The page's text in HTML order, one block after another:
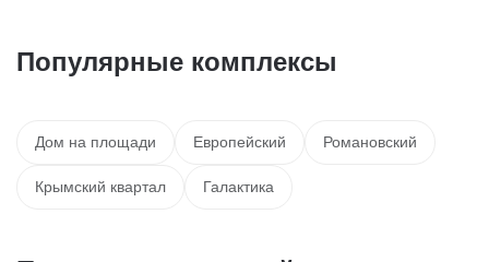
Популярные комплексы
Дом на площади Европейский Романовский
Крымский квартал Галактика